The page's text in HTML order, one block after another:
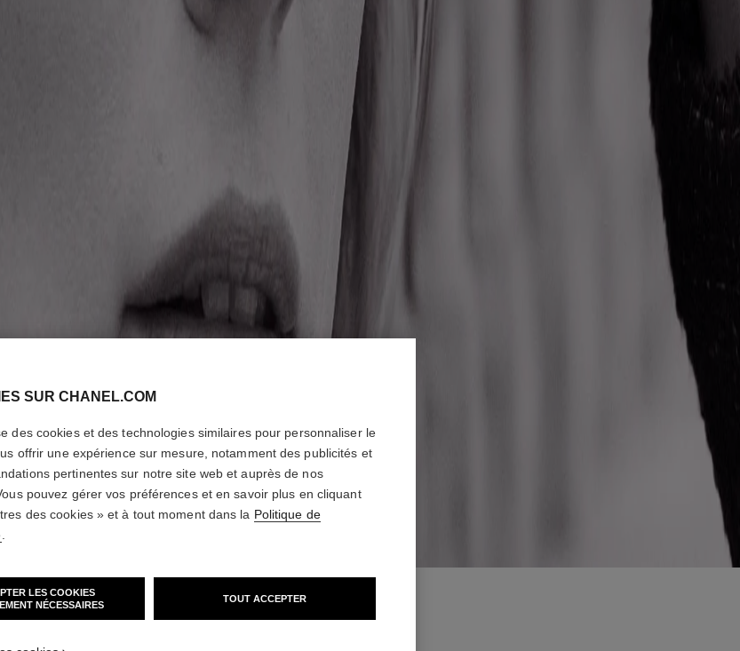
SUR CHANEL.COM
des cookies et des technologies similaires pour personnaliser le
offrir une expérience sur mesure, notamment des publicités et
pertinentes sur notre site web et auprès de nos
pouvez gérer vos préférences et en savoir plus en cliquant
des cookies » et à tout moment dans la Politique de
LES COOKIES
NÉCESSAIRES
TOUT ACCEPTER